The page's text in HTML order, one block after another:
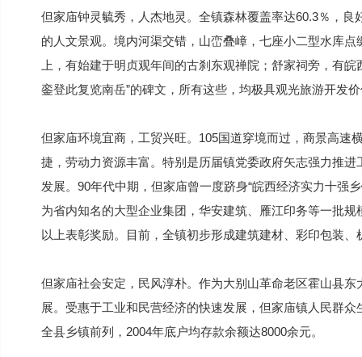
但家庙钟灵毓秀，人杰地灵。全镇森林覆盖率达60.3％，
的人文景观。境内河渠交错，山峦叠嶂，七座小二型水库
上，有始建于明贞观年间的古刹东观禅院；舒家祠旁，有
銮登此复览南岳”的碑文，所有这些，均极具观光旅游开发
但家庙环境宜商，工贸兴旺。105国道穿境而过，商景高速
捷，劳动力资源丰富。特别是历届镇党委政府矢志强力推
发展。90年代中期，但家庙曾一度跻身“皖西经济实力十强
为省内知名的大型企业集团，华安建筑、雁江印务等一批
以上表彰奖励。目前，全镇初步形成建筑建材、彩印包装
但家庙社会安定，民风淳朴。作为大别山革命老区霍山县
展。受惠于工业和民营经济的快速发展，但家庙镇人民群
全县乡镇前列，2004年底户均存款余额达8000余元。